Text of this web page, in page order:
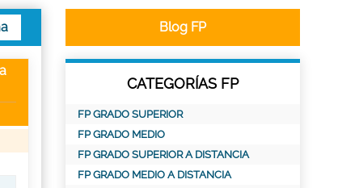
Blog FP
CATEGORÍAS FP
FP GRADO SUPERIOR
FP GRADO MEDIO
FP GRADO SUPERIOR A DISTANCIA
FP GRADO MEDIO A DISTANCIA